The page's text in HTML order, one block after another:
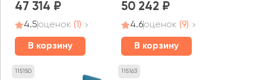
47 314
4.5оценок (1)
В корзину
50 242
4.6оценок (9)
В корзину
115150 115163